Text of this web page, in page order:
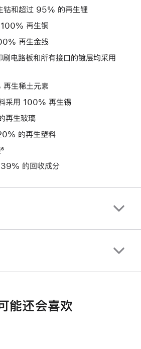
钴和超过 95% 的再生锂
100% 再生铜
再生金线
电路板和所有接口的镀层均采用
生稀土元素
采用 100% 再生锡
再生玻璃
的再生塑料
39% 的回收成分
能还会喜欢